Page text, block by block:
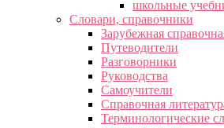
школьные
Словари, справочники
Зарубежная
Путеводители
Разговорники
Руководства
Самоучители
Справочная
Терминологические